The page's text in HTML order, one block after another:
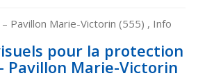
– Pavillon Marie-Victorin (555) , Info
pour la protection
Pavillon Marie-Victorin